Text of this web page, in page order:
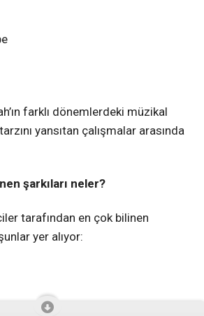
farklı dönemlerdeki müzikal
yansıtan çalışmalar arasında
şarkıları neler?
tarafından en çok bilinen
yer alıyor: